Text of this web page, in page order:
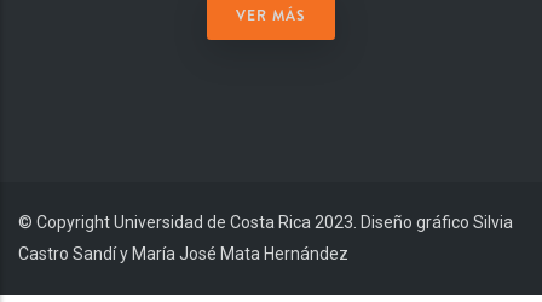
VER MÁS
© Copyright Universidad de Costa Rica 2023. Diseño gráfico Silvia
Castro Sandí y María José Mata Hernández